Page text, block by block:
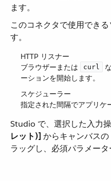
ます。
このコネクタで使用でき
す。
HTTP リスナー
ブラウザーまたは ​
curl
ーションを開始します。
スケジューラー
指定された間隔でアプリケ
Studio で、選択した入力
レット)] ​ からキャンバスの ​
ラッグし、必須パラメータ